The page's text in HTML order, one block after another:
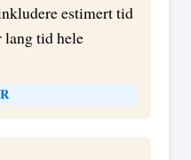
estimert tid
lang tid hele